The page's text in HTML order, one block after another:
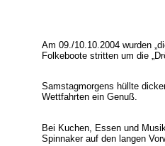
Am 09./10.10.2004 wurden
Folkeboote stritten um die
Samstagmorgens hüllte
Wettfahrten ein Genuß.
Bei Kuchen, Essen und
Spinnaker auf den langen